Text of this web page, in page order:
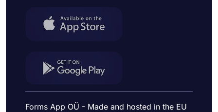
Forms App OÜ - Made and hosted in the EU